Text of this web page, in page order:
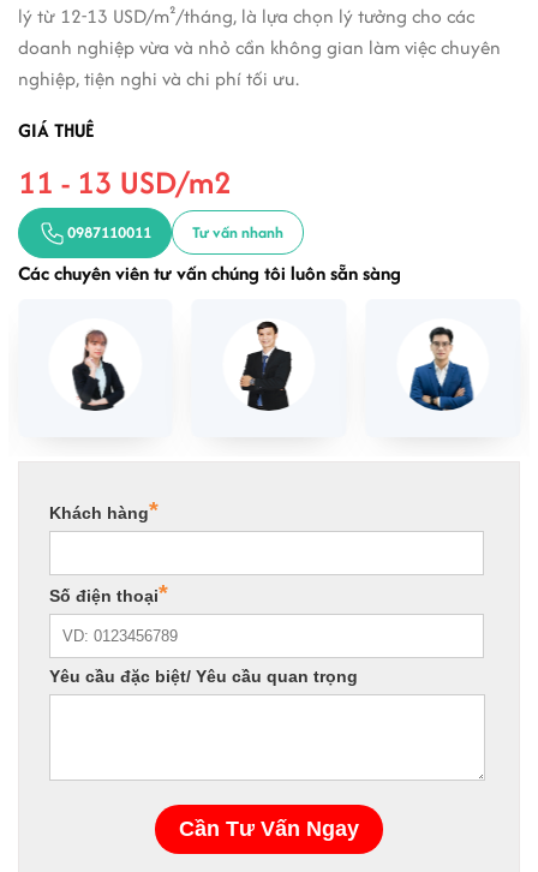
lý từ 12-13 USD/m²/tháng, là lựa chọn lý tưởng cho các
doanh nghiệp vừa và nhỏ cần không gian làm việc chuyên
nghiệp, tiện nghi và chi phí tối ưu.
GIÁ THUÊ
11 - 13 USD/m2
0987110011 Tư vấn nhanh
Các chuyên viên tư vấn chúng tôi luôn sẵn sàng